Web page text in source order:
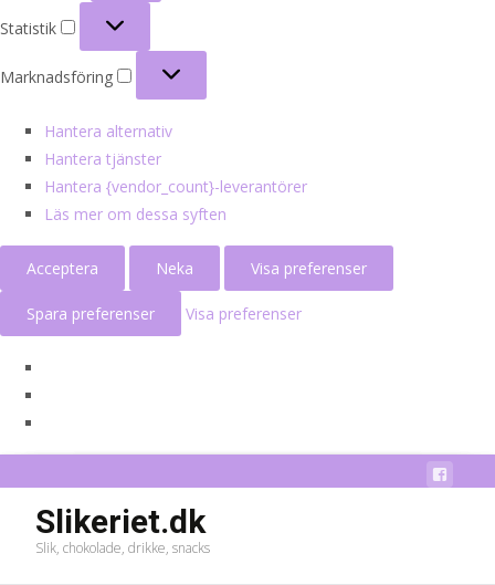
Statistik
Marknadsföring
Hantera alternativ
Hantera tjänster
Hantera {vendor_count}-leverantörer
Läs mer om dessa syften
Acceptera Neka Visa preferenser
Spara preferenser Visa preferenser
Slikeriet.dk
Slik, chokolade, drikke, snacks